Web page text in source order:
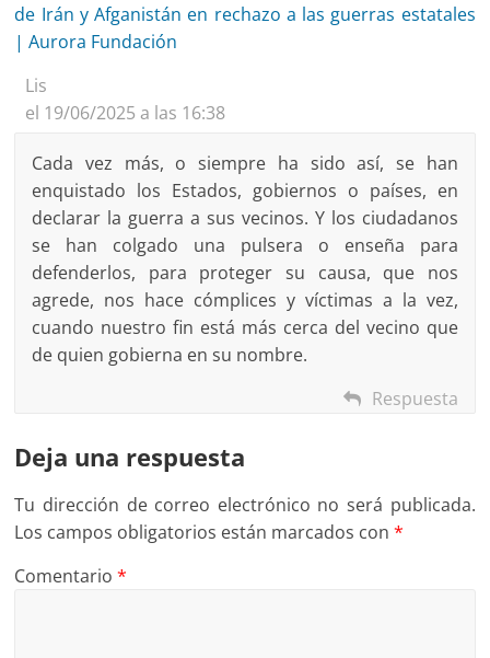
de Irán y Afganistán en rechazo a las guerras estatales
| Aurora Fundación
Lis
el 19/06/2025 a las 16:38
Cada vez más, o siempre ha sido así, se han
enquistado los Estados, gobiernos o países, en
declarar la guerra a sus vecinos. Y los ciudadanos
se han colgado una pulsera o enseña para
defenderlos, para proteger su causa, que nos
agrede, nos hace cómplices y víctimas a la vez,
cuando nuestro fin está más cerca del vecino que
de quien gobierna en su nombre.
Respuesta
Deja una respuesta
Tu dirección de correo electrónico no será publicada.
Los campos obligatorios están marcados con*
Comentario*